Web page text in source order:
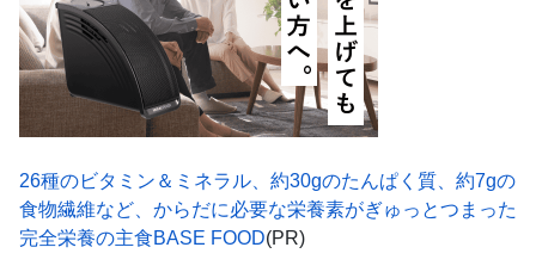
26種のビタミン＆ミネラル、約30gのたんぱく質、約7gの
食物繊維など、からだに必要な栄養素がぎゅっとつまった
完全栄養の主食BASE FOOD(PR)